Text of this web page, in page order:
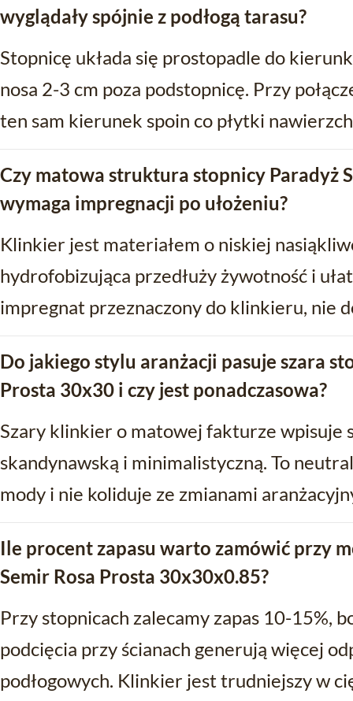
wyglądały spójnie z podłogą tarasu?
Stopnicę układa się prostopadle do
nosa 2-3 cm poza podstopnicę. Przy
ten sam kierunek spoin co płytki
Czy matowa struktura stopnicy Paradyż
wymaga impregnacji po ułożeniu?
Klinkier jest materiałem o niskiej
hydrofobizująca przedłuży żywotność i
impregnat przeznaczony do klinkieru, nie
Do jakiego stylu aranżacji pasuje szara
Prosta 30x30 i czy jest ponadczasowa?
Szary klinkier o matowej fakturze wpisuje
skandynawską i minimalistyczną. To
mody i nie koliduje ze zmianami
Ile procent zapasu warto zamówić przy
Semir Rosa Prosta 30x30x0.85?
Przy stopnicach zalecamy zapas 10-15%,
podcięcia przy ścianach generują więcej
podłogowych. Klinkier jest trudniejszy w